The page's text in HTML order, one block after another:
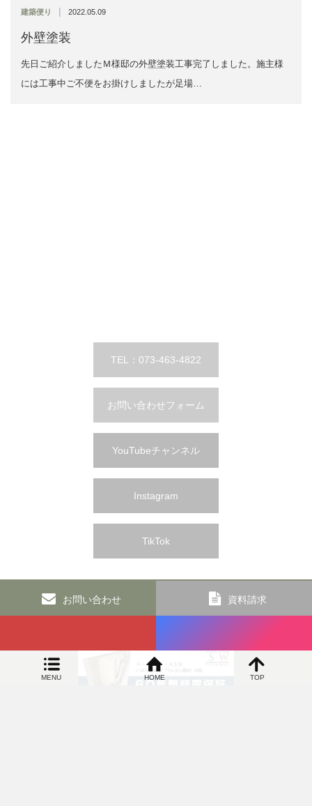
建築便り | 2022.05.09
外壁塗装
先日ご紹介しましたＭ様邸の外壁塗装工事完了しました。施主様
には工事中ご不便をお掛けしましたが足場…
TEL：073-463-4822
お問い合わせフォーム
YouTubeチャンネル
Instagram
TikTok
お問い合わせ 資料請求
MENU HOME TOP